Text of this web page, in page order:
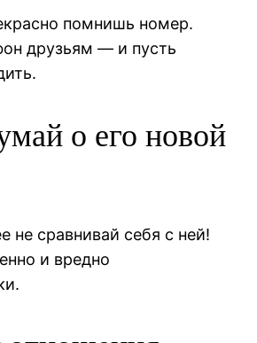
помнишь номер.
друзьям — и пусть
о его новой
не сравнивай себя с ней!
и вредно